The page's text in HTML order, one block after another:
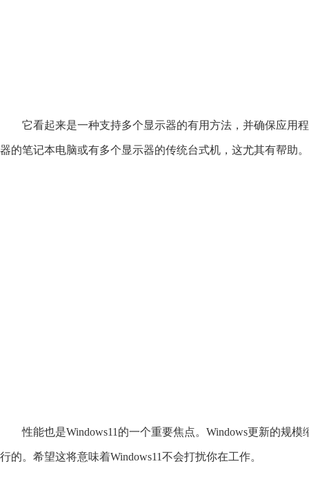
它看起来是一种支持多个显示器的有用方法，并确保应用
器的笔记本电脑或有多个显示器的传统台式机，这尤其有帮助。
性能也是Windows11的一个重要焦点。Windows更新的规模
行的。希望这将意味着Windows11不会打扰你在工作。